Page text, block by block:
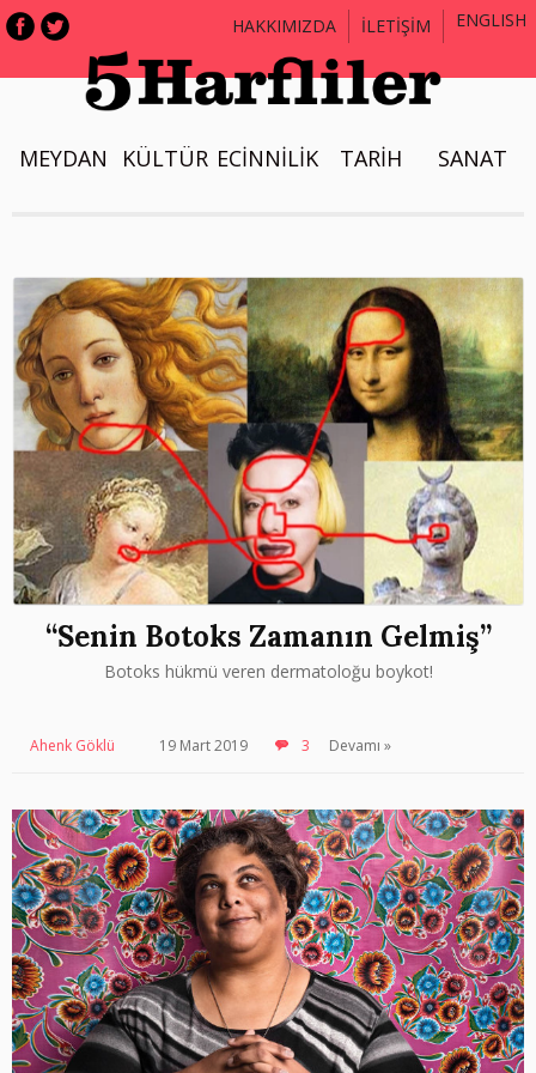
HAKKIMIZDA İLETİŞİM ENGLISH
MEYDAN KÜLTÜR ECİNNİLİK TARİH SANAT
“Senin Botoks Zamanın Gelmiş”
Botoks hükmü veren dermatoloğu boykot!
Ahenk Göklü 19 Mart 2019 3 Devamı »